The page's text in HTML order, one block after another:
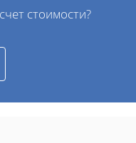
стоимости?